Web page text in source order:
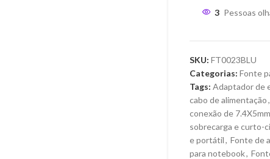
3 Pessoas
SKU: FT0023BLU
Categorias: Fonte
Tags: Adaptador de
cabo de alimentação,
conexão de
sobrecarga e curto-
e portátil, Fonte de
para notebook,